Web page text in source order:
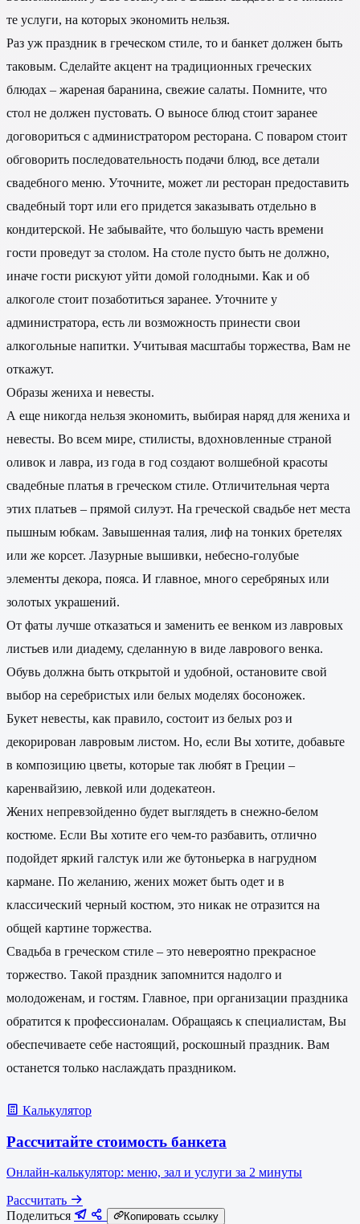
те услуги, на которых экономить нельзя.
Раз уж праздник в греческом стиле, то и банкет должен быть
таковым. Сделайте акцент на традиционных греческих
блюдах – жареная баранина, свежие салаты. Помните, что
стол не должен пустовать. О выносе блюд стоит заранее
договориться с администратором ресторана. С поваром стоит
обговорить последовательность подачи блюд, все детали
свадебного меню. Уточните, может ли ресторан предоставить
свадебный торт или его придется заказывать отдельно в
кондитерской. Не забывайте, что большую часть времени
гости проведут за столом. На столе пусто быть не должно,
иначе гости рискуют уйти домой голодными. Как и об
алкоголе стоит позаботиться заранее. Уточните у
администратора, есть ли возможность принести свои
алкогольные напитки. Учитывая масштабы торжества, Вам не
откажут.
Образы жениха и невесты.
А еще никогда нельзя экономить, выбирая наряд для жениха и
невесты. Во всем мире, стилисты, вдохновленные страной
оливок и лавра, из года в год создают волшебной красоты
свадебные платья в греческом стиле. Отличительная черта
этих платьев – прямой силуэт. На греческой свадьбе нет места
пышным юбкам. Завышенная талия, лиф на тонких бретелях
или же корсет. Лазурные вышивки, небесно-голубые
элементы декора, пояса. И главное, много серебряных или
золотых украшений.
От фаты лучше отказаться и заменить ее венком из лавровых
листьев или диадему, сделанную в виде лаврового венка.
Обувь должна быть открытой и удобной, остановите свой
выбор на серебристых или белых моделях босоножек.
Букет невесты, как правило, состоит из белых роз и
декорирован лавровым листом. Но, если Вы хотите, добавьте
в композицию цветы, которые так любят в Греции –
каренвайзию, левкой или додекатеон.
Жених непревзойденно будет выглядеть в снежно-белом
костюме. Если Вы хотите его чем-то разбавить, отлично
подойдет яркий галстук или же бутоньерка в нагрудном
кармане. По желанию, жених может быть одет и в
классический черный костюм, это никак не отразится на
общей картине торжества.
Свадьба в греческом стиле – это невероятно прекрасное
торжество. Такой праздник запомнится надолго и
молодоженам, и гостям. Главное, при организации праздника
обратится к профессионалам. Обращаясь к специалистам, Вы
обеспечиваете себе настоящий, роскошный праздник. Вам
останется только наслаждать праздником.
Калькулятор
Рассчитайте стоимость банкета
Онлайн-калькулятор: меню, зал и услуги за 2 минуты
Рассчитать
Поделиться
Копировать ссылку